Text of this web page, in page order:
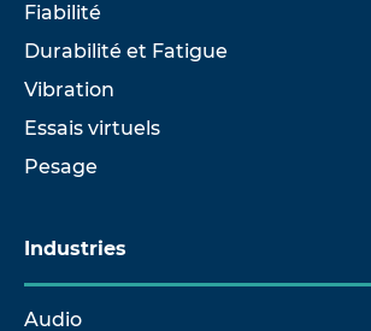
Fiabilité
Durabilité et Fatigue
Vibration
Essais virtuels
Pesage
Industries
Audio